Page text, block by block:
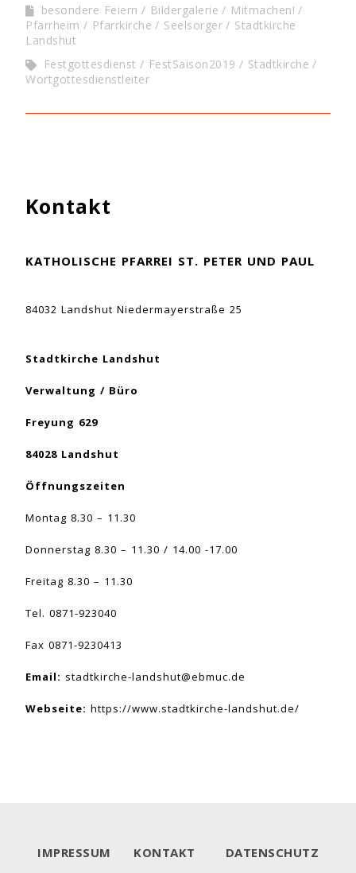
besondere Feiern Bildergalerie
Mitmachen!
Pfarrheim
Pfarrkirche Seelsorger
Stadtkirche
Landshut
Festgottesdienst
FestSaison2019
Stadtkirche
Wortgottesdienstleiter
Kontakt
KATHOLISCHE PFARREI ST. PETER UND PAUL
84032 Landshut Niedermayerstraße 25
Stadtkirche Landshut
Verwaltung / Büro
Freyung 629
84028 Landshut
Öffnungszeiten
Montag 8.30 – 11.30
Donnerstag 8.30 – 11.30 / 14.00 -17.00
Freitag 8.30 – 11.30
Tel. 0871-923040
Fax 0871-9230413
Email: stadtkirche-landshut@ebmuc.de
Webseite: https://www.stadtkirche-landshut.de/
IMPRESSUM KONTAKT DATENSCHUTZ